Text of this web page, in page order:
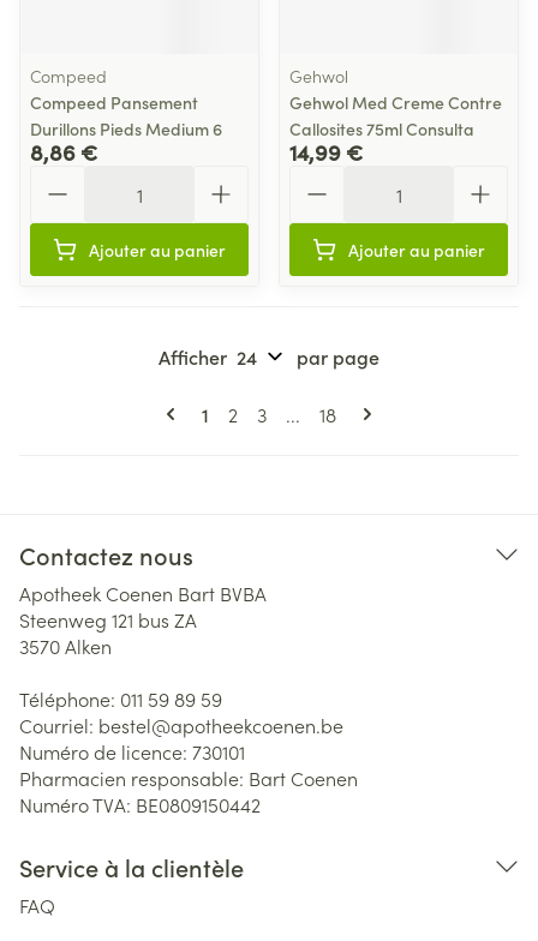
Compeed
Compeed Pansement
Durillons Pieds Medium 6
8,86 €
Ajouter au panier
Gehwol
Gehwol Med Creme Contre
Callosites 75ml Consulta
14,99 €
Ajouter au panier
Pages
Vous lisez actuellement la page
1 Page
2 Page
3 ... Page
18
Afficher par page
Contactez nous
Apotheek Coenen Bart BVBA
Steenweg 121 bus ZA
3570Alken
Téléphone: 011 59 89 59
Courriel: bestel@apotheekcoenen.be
Numéro de licence: 730101
Pharmacien responsable: Bart Coenen
Numéro TVA: BE0809150442
Service à la clientèle
FAQ